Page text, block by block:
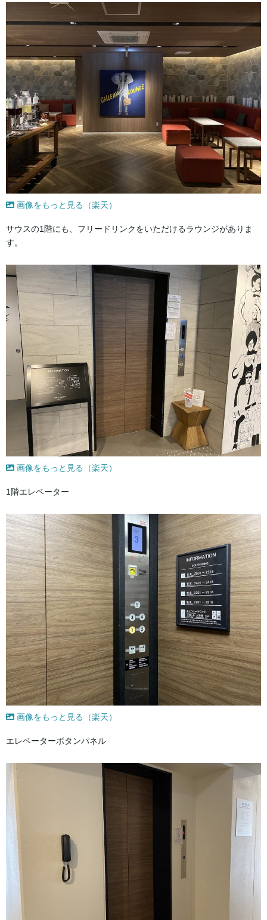
画像をもっと見る（楽天）
サウスの1階にも、フリードリンクをいただけるラウンジがありま
す。
画像をもっと見る（楽天）
1階エレベーター
画像をもっと見る（楽天）
エレベーターボタンパネル